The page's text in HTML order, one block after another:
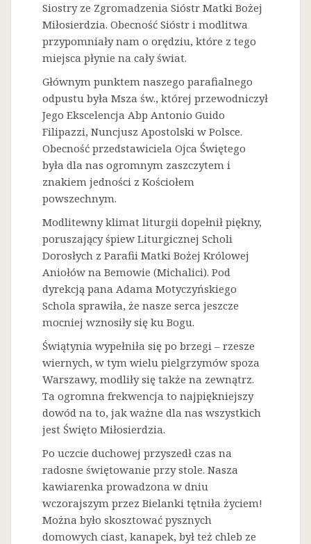
Siostry ze Zgromadzenia Sióstr Matki Bożej
Miłosierdzia. Obecność Sióstr i modlitwa
przypomniały nam o orędziu, które z tego
miejsca płynie na cały świat.
Głównym punktem naszego parafialnego
odpustu była Msza św., której przewodniczył
Jego Ekscelencja Abp Antonio Guido
Filipazzi, Nuncjusz Apostolski w Polsce.
Obecność przedstawiciela Ojca Świętego
była dla nas ogromnym zaszczytem i
znakiem jedności z Kościołem
powszechnym.
Modlitewny klimat liturgii dopełnił piękny,
poruszający śpiew Liturgicznej Scholi
Dorosłych z Parafii Matki Bożej Królowej
Aniołów na Bemowie (Michalici). Pod
dyrekcją pana Adama Motyczyńskiego
Schola sprawiła, że nasze serca jeszcze
mocniej wznosiły się ku Bogu.
Świątynia wypełniła się po brzegi – rzesze
wiernych, w tym wielu pielgrzymów spoza
Warszawy, modliły się także na zewnątrz.
Ta ogromna frekwencja to najpiękniejszy
dowód na to, jak ważne dla nas wszystkich
jest Święto Miłosierdzia.
Po uczcie duchowej przyszedł czas na
radosne świętowanie przy stole. Nasza
kawiarenka prowadzona w dniu
wczorajszym przez Bielanki tętniła życiem!
Można było skosztować pysznych
domowych ciast, kanapek, był też chleb ze